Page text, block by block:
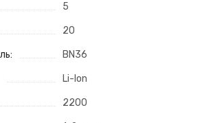
5
20
BN36
Li-Ion
2200